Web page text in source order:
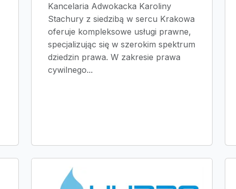
Kancelaria Adwokacka Karoliny
Stachury z siedzibą w sercu Krakowa
oferuje kompleksowe usługi prawne,
specjalizując się w szerokim spektrum
dziedzin prawa. W zakresie prawa
cywilnego...